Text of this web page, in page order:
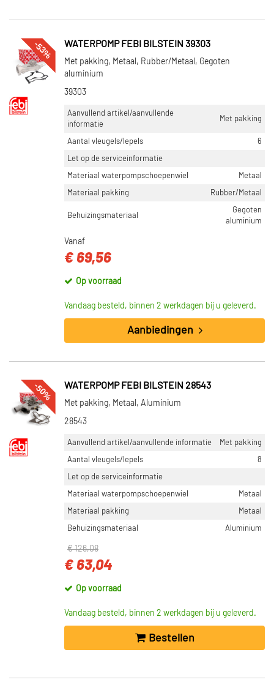
-53% WATERPOMP FEBI BILSTEIN 39303
Met pakking, Metaal, Rubber/Metaal, Gegoten
aluminium
39303
Aanvullend artikel/aanvullende
informatie
Met pakking
Aantal vleugels/lepels
6
Let op de serviceinformatie
Materiaal waterpompschoepenwiel
Metaal
Materiaal pakking
Rubber/Metaal
Behuizingsmateriaal
Gegoten
aluminium
Vanaf
€ 69,56
Op voorraad
Vandaag besteld, binnen 2 werkdagen bij u geleverd.
Aanbiedingen
-50% WATERPOMP FEBI BILSTEIN 28543
Met pakking, Metaal, Aluminium
28543
Aanvullend artikel/aanvullende informatie
Met pakking
Aantal vleugels/lepels
8
Let op de serviceinformatie
Materiaal waterpompschoepenwiel
Metaal
Materiaal pakking
Metaal
Behuizingsmateriaal
Aluminium
€ 126,08
€ 63,04
Op voorraad
Vandaag besteld, binnen 2 werkdagen bij u geleverd.
Bestellen